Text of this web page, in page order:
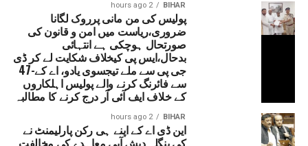
BIHAR
2 hours ago
پولیس کی من مانی پرروک لگانا
ضروری،ریاست میں امن و قانون کی
صورتحال ہوچکی ہے انتہائی
بدحال،ایس پی کیخلاف شکایت لے کر ڈی
جی پی سے ملے تیجسوی یادو، اے کے-47
سے فائرنگ کرنے والے پولیس اہلکاروں
کے خلاف ایف آئی آر درج کرنے کا مطالبہ
BIHAR
2 hours ago
این ڈی اے کے اپنے ہی رکن پارلیمنٹ نے
کی بنگلہ دیش آبی معاہدے کی مخالفت